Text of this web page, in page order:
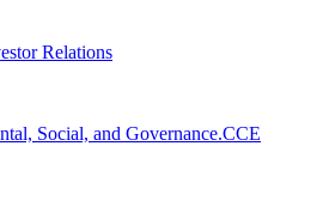
Relations
Social, and Governance.CCE